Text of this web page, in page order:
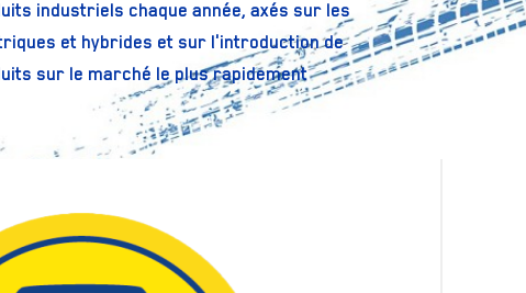
industriels chaque année, axés sur les
et hybrides et sur l'introduction de
sur le marché le plus rapidement